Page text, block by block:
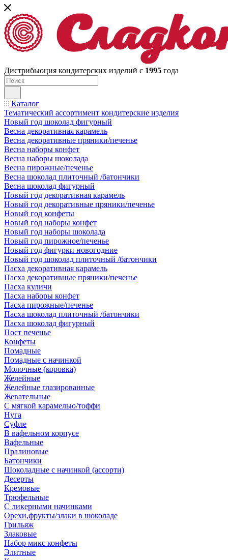
Дистрибьюция кондитерских изделий с 1995 года
Каталог
Тематический ассортимент кондитерские изделия
Новый год шоколад фигурный
Весна декоративная карамель
Весна декоративные пряники/печенье
Весна наборы конфет
Весна наборы шоколада
Весна пирожные/печенье
Весна шоколад плиточный /батончики
Весна шоколад фигурный
Новый год декоративная карамель
Новый год декоративные пряники/печенье
Новый год конфеты
Новый год наборы конфет
Новый год наборы шоколада
Новый год пирожное/печенье
Новый год фигурки новогодние
Новый год шоколад плиточный /батончики
Пасха декоративная карамель
Пасха декоративные пряники/печенье
Пасха куличи
Пасха наборы конфет
Пасха пирожные/печенье
Пасха шоколад плиточный /батончики
Пасха шоколад фигурный
Пост печенье
Конфеты
Помадные
Помадные с начинкой
Молочные (коровка)
Желейные
Желейные глазированные
Жевательные
С мягкой карамелью/тоффи
Нуга
Суфле
В вафельном корпусе
Вафельные
Пралиновые
Батончики
Шоколадные с начинкой (ассорти)
Десерты
Кремовые
Трюфельные
С ликерными начинками
Орехи,фрукты/злаки в шоколаде
Грильяж
Злаковые
Набор микс конфеты
Элитные